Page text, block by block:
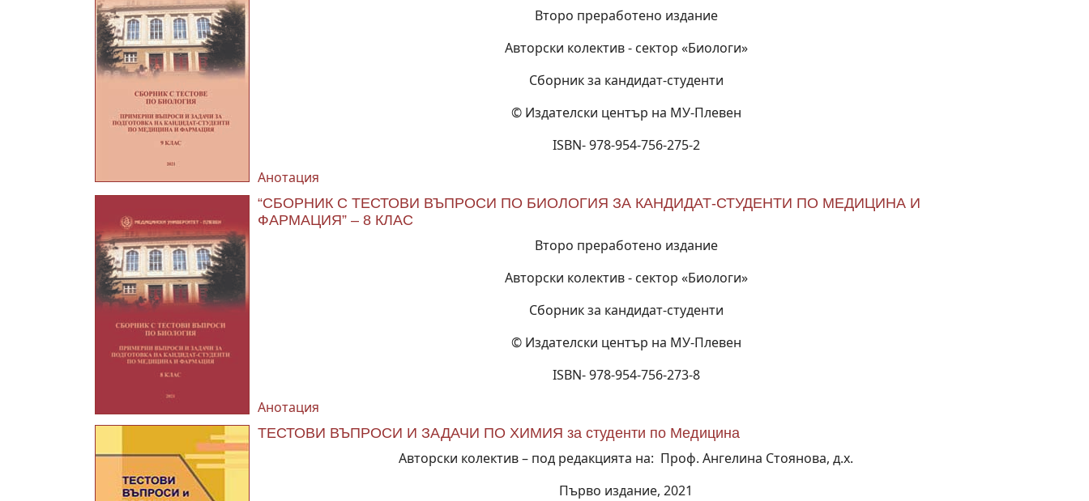
Второ преработено издание
Авторски колектив - сектор «Биологи»
Сборник за кандидат-студенти
© Издателски център на МУ-Плевен
ISBN- 978-954-756-275-2
Анотация
“СБОРНИК С ТЕСТОВИ ВЪПРОСИ ПО БИОЛОГИЯ ЗА КАНДИДАТ-СТУДЕНТИ ПО МЕДИЦИНА И
ФАРМАЦИЯ” – 8 КЛАС
Второ преработено издание
Авторски колектив - сектор «Биологи»
Сборник за кандидат-студенти
© Издателски център на МУ-Плевен
ISBN- 978-954-756-273-8
Анотация
ТЕСТОВИ ВЪПРОСИ И ЗАДАЧИ ПО ХИМИЯ за студенти по Медицина
Авторски колектив – под редакцията на: Проф. Ангелина Стоянова, д.х.
Първо издание, 2021